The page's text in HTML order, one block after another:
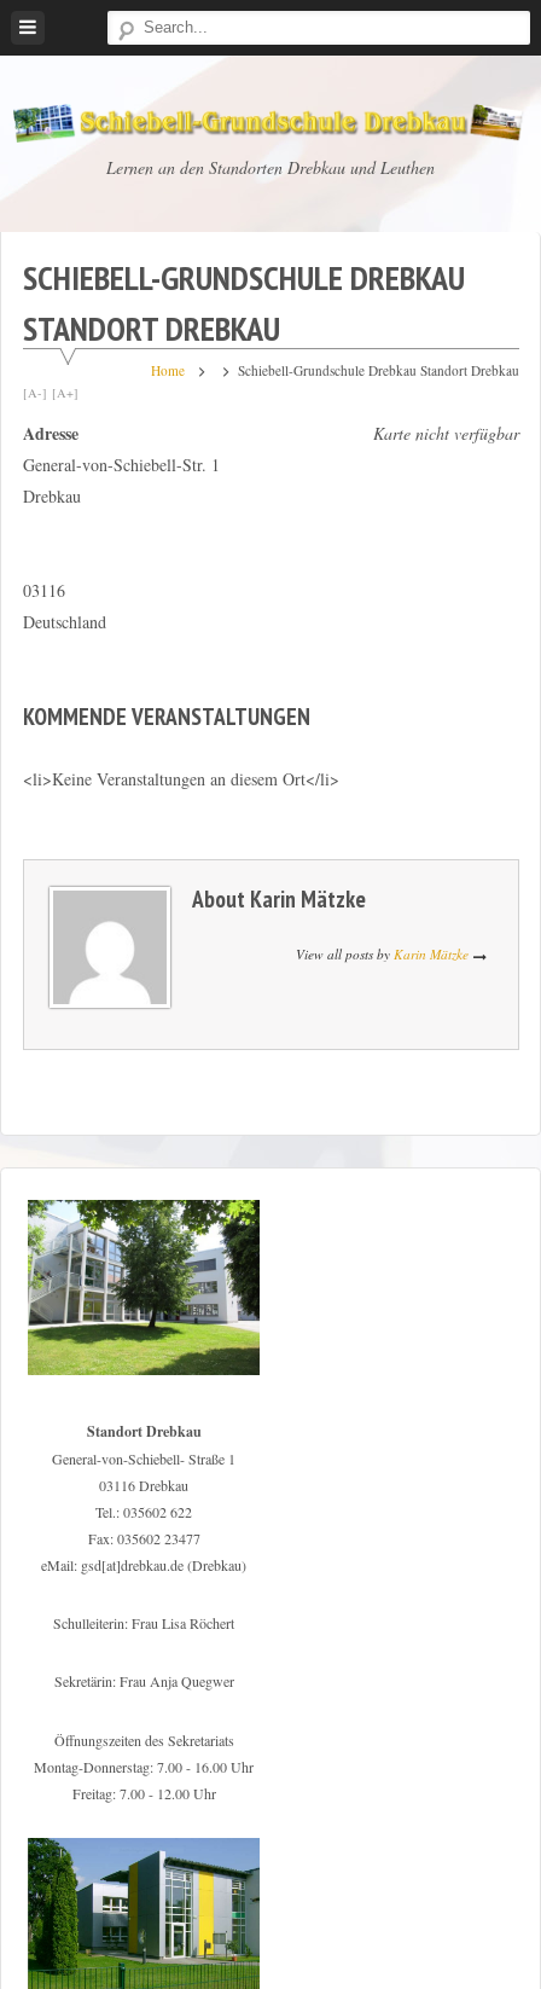
Skip
Schiebell-
Drebkau
Lernen an den Standorten Drebkau und Leuthen
SCHIEBELL-GRUNDSCHULE DREBKAU
STANDORT DREBKAU
Home Schiebell-Grundschule Drebkau Standort Drebkau
[A-] [A+]
Karte nicht verfügbar
Adresse
General-von-Schiebell-Str. 1
Drebkau
03116
Deutschland
KOMMENDE VERANSTALTUNGEN
<li>Keine Veranstaltungen an diesem Ort</li>
About Karin Mätzke
View all posts by Karin Mätzke
Standort Drebkau
General-von-Schiebell- Straße 1
03116 Drebkau
Tel.: 035602 622
Fax: 035602 23477
eMail: gsd[at]drebkau.de (Drebkau)
Schulleiterin: Frau Lisa Röchert
Sekretärin: Frau Anja Quegwer
Öffnungszeiten des Sekretariats
Montag-Donnerstag: 7.00 - 16.00 Uhr
Freitag: 7.00 - 12.00 Uhr